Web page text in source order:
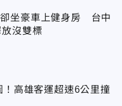
坐豪車上健身房 台中
沒雙標
高雄客運超速6公里撞